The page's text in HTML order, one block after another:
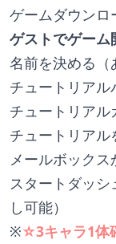
ゲームダウンロ
ゲストでゲーム
名前を決める（
チュートリアル
チュートリアル
チュートリアル
メールボック
スタートダッ
し可能）
※☆3キャラ1体